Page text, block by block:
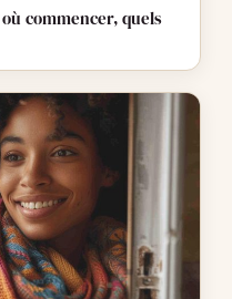
commencer, quels